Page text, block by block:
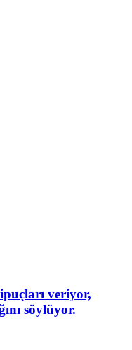
veriyor,
söylüyor.